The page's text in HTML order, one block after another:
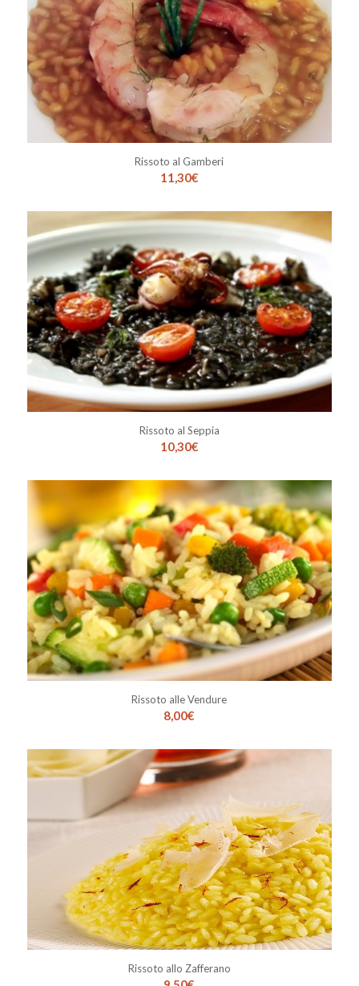
Rissoto al Gamberi
11,30€
Rissoto al Seppia
10,30€
Rissoto alle Vendure
8,00€
Rissoto allo Zafferano